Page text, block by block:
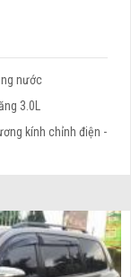
nước
3.0L
kính chỉnh điện -